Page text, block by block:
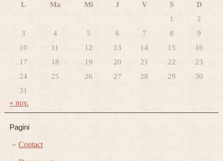
L Ma Mi J V S
D
1
2
3
4 5 6 7 8
9
10
11 12 13 14 15
16
17
18 19 20 21 22
23
24
25 26 27 28 29
30
31
« nov.
Pagini
Contact